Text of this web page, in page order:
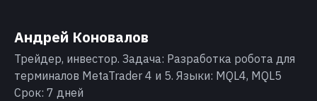
Андрей Коновалов
Трейдер, инвестор. Задача: Разработка робота для
терминалов MetaTrader 4 и 5. Языки: MQL4, MQL5
Срок: 7 дней